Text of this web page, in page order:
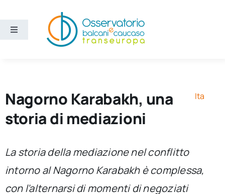
contenuto
Toggle
Ricerca e divulgazione
Sezioni
Chi siamo
Nagorno Karabakh, una
storia di mediazioni
Ita
La storia della mediazione nel conflitto
intorno al Nagorno Karabakh è complessa,
con l’alternarsi di momenti di negoziati